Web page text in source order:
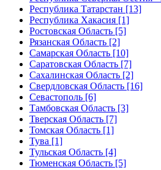
Республика Татарстан [13]
Республика Хакасия [1]
Ростовская Область [5]
Рязанская Область [2]
Самарская Область [10]
Саратовская Область [7]
Сахалинская Область [2]
Свердловская Область [16]
Севастополь [6]
Тамбовская Область [3]
Тверская Область [7]
Томская Область [1]
Тува [1]
Тульская Область [4]
Тюменская Область [5]